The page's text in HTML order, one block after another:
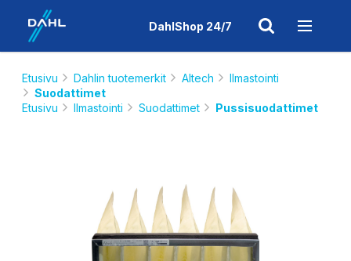
DahlShop 24/7
Etusivu Dahlin tuotemerkit Altech
Ilmastointi
Suodattimet
Etusivu
Ilmastointi Suodattimet Pussisuodattimet